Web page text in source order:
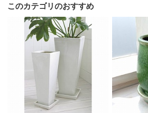
このカテゴリのおすすめ